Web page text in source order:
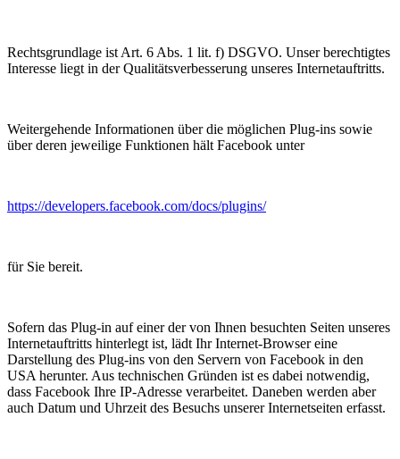
Rechtsgrundlage ist Art. 6 Abs. 1 lit. f) DSGVO. Unser berechtigtes
Interesse liegt in der Qualitätsverbesserung unseres Internetauftritts.
Weitergehende Informationen über die möglichen Plug-ins sowie
über deren jeweilige Funktionen hält Facebook unter
https://developers.facebook.com/docs/plugins/
für Sie bereit.
Sofern das Plug-in auf einer der von Ihnen besuchten Seiten unseres
Internetauftritts hinterlegt ist, lädt Ihr Internet-Browser eine
Darstellung des Plug-ins von den Servern von Facebook in den
USA herunter. Aus technischen Gründen ist es dabei notwendig,
dass Facebook Ihre IP-Adresse verarbeitet. Daneben werden aber
auch Datum und Uhrzeit des Besuchs unserer Internetseiten erfasst.